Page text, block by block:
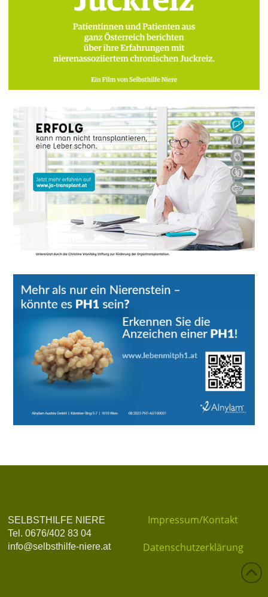
SELBSTHILFE NIERE
Tel. 0676/402 83 04
info@selbsthilfe-niere.at
Impressum/Kontakt
Datenschutzerklärung